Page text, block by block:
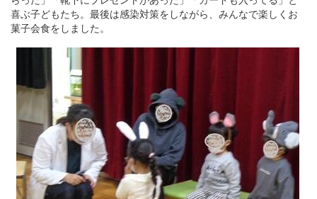
喜ぶ子どもたち。最後は感染対策をしながら、みんなで楽しくお
菓子会食をしました。